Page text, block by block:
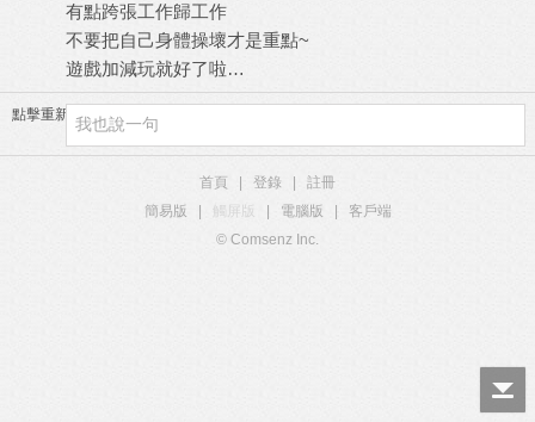
有點跨張工作歸工作
不要把自己身體操壞才是重點~
遊戲加減玩就好了啦…
點擊重新加載
首頁 登錄
註冊
簡易版
觸屏版 電腦版
客戶端
© Comsenz Inc.